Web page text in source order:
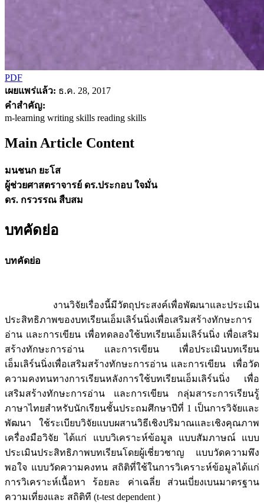
PDF
เผยแพร่แล้ว: ธ.ค. 28, 2017
คำสำคัญ:
m-learning writing skills reading skills
Main Article Content
มนชนก ยะโส
ผู้ช่วยศาสตราจารย์ ดร.ประกอบ ใจมั่น
ดร. กรวรรณ สืบสม
บทคัดย่อ
บทคัดย่อ
งานวิจัยเรื่องนี้มีวัตถุประสงค์เพื่อพัฒนาและประเมิน
ประสิทธิภาพของบทเรียนเอ็มเลิร์นนิ่งเพื่อเสริมสร้างทักษะการ
อ่าน และการเขียน เพื่อทดลองใช้บทเรียนเอ็มเลิร์นนิ่ง เพื่อเสริม
สร้างทักษะการอ่าน และการเขียน เพื่อประเมินบทเรียน
เอ็มเลิร์นนิ่งเพื่อเสริมสร้างทักษะการอ่าน และการเขียน เพื่อวัด
ความคงทนทางการเรียนหลังการใช้บทเรียนเอ็มเลิร์นนิ่ง เพื่อ
เสริมสร้างทักษะการอ่าน และการเขียน กลุ่มสาระการเรียนรู้
ภาษาไทยสำหรับนักเรียนชั้นประถมศึกษาปีที่ 1 เป็นการวิจัยและ
พัฒนา ใช้ระเบียบวิจัยแบบผสานวิธีเชิงปริมาณและเชิงคุณภาพ
เครื่องมือวิจัย ได้แก่ แบบวิเคราะห์ข้อมูล แบบสัมภาษณ์ แบบ
ประเมินประสิทธิภาพบทเรียนโดยผู้เชี่ยวชาญ แบบวัดความพึง
พอใจ แบบวัดความคงทน สถิติที่ใช้ในการวิเคราะห์ข้อมูลได้แก่
การวิเคราะห์เนื้อหา ร้อยละ ค่าเฉลี่ย ส่วนเบี่ยงเบนมาตรฐาน
ความเที่ยงและ สถิติที (t-test dependent )